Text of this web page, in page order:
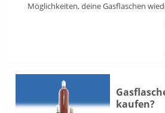
Möglichkeiten, deine Gasflaschen
kaufen?